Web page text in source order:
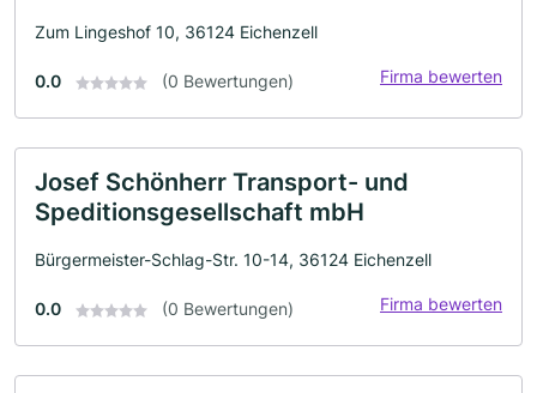
Zum Lingeshof 10, 36124 Eichenzell
0.0 (0 Bewertungen) Firma bewerten
Josef Schönherr Transport- und
Speditionsgesellschaft mbH
Bürgermeister-Schlag-Str. 10-14, 36124 Eichenzell
0.0 (0 Bewertungen) Firma bewerten